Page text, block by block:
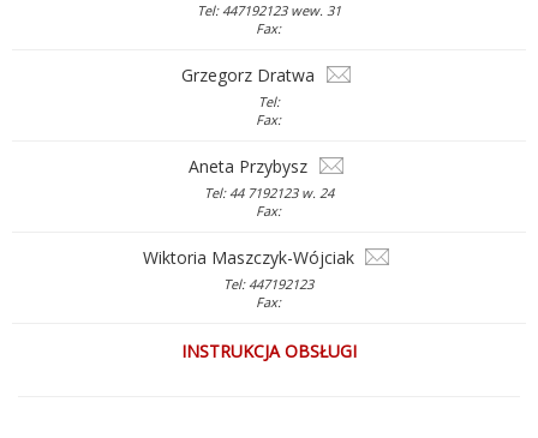
Tel: 447192123 wew. 31
Fax:
Grzegorz Dratwa
Tel:
Fax:
Aneta Przybysz
Tel: 44 7192123 w. 24
Fax:
Wiktoria Maszczyk-Wójciak
Tel: 447192123
Fax:
INSTRUKCJA OBSŁUGI